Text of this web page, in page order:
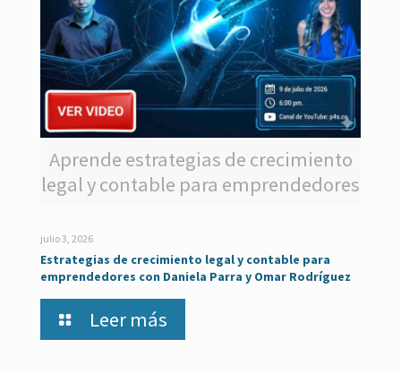
Aprende estrategias de crecimiento
legal y contable para emprendedores
julio 3, 2026
Estrategias de crecimiento legal y contable para
emprendedores con Daniela Parra y Omar Rodríguez
Leer más